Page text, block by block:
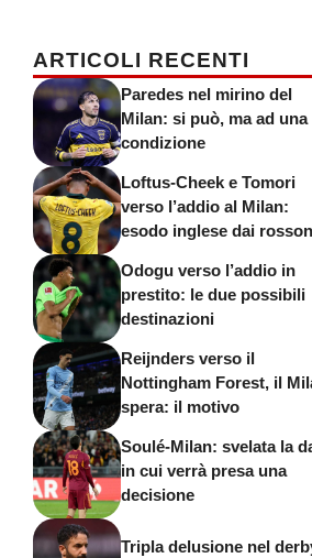
ARTICOLI RECENTI
Paredes nel mirino del
Milan: si può, ma ad una
condizione
Loftus-Cheek e Tomori
verso l’addio al Milan:
esodo inglese dai
Odogu verso l’addio in
prestito: le due possibili
destinazioni
Reijnders verso il
Nottingham Forest, il
spera: il motivo
Soulé-Milan: svelata la
in cui verrà presa una
decisione
Tripla delusione nel